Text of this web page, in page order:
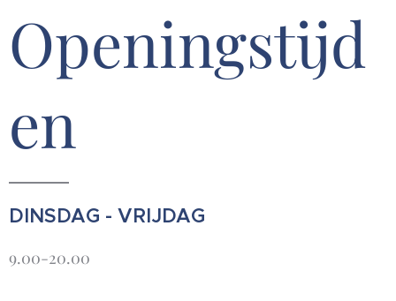
Openingstijd
en
DINSDAG - VRIJDAG
9.00-20.00